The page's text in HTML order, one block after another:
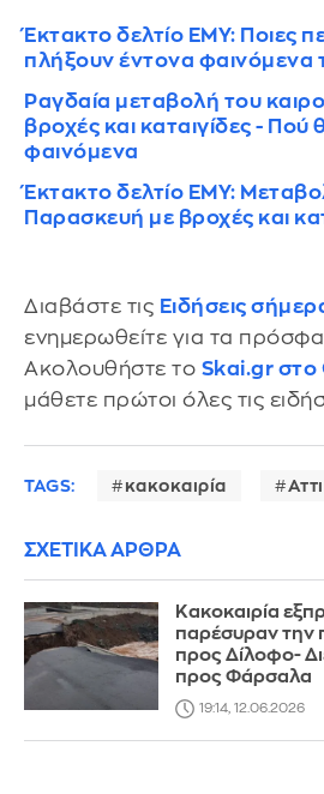
Έκτακτο δελτίο ΕΜΥ: Ποιες
πλήξουν έντονα φαινόμενα
Ραγδαία μεταβολή του
βροχές και καταιγίδες - Πού
φαινόμενα
Έκτακτο δελτίο ΕΜΥ:
Παρασκευή με βροχές και
Διαβάστε τις Ειδήσεις
ενημερωθείτε για τα
Ακολουθήστε το Skai.gr στο
μάθετε πρώτοι όλες τις
TAGS: κακοκαιρία
ΣΧΕΤΙΚΑ ΑΡΘΡΑ
Κακοκαιρία
παρέσυραν την
προς Δίλοφο-
προς Φάρσαλα
19:14, 12.06.2026